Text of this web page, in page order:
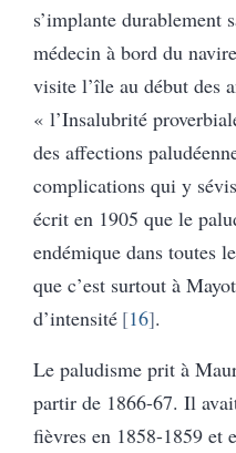
s’implante durablement
médecin à bord du
visite l’île au début des
« l’Insalubrité
des affections
complications qui y
écrit en 1905 que le
endémique dans toutes
que c’est surtout à
d’intensité 16 .
Le paludisme prit à
partir de 1866-67. Il
fièvres en 1858-1859 et